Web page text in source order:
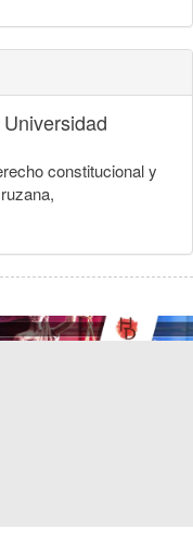
Universidad
constitucional y